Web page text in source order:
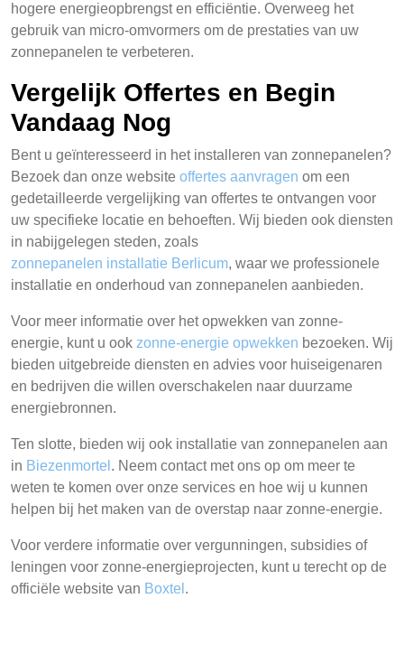
hogere energieopbrengst en efficiëntie. Overweeg het
gebruik van micro-omvormers om de prestaties van uw
zonnepanelen te verbeteren.
Vergelijk Offertes en Begin
Vandaag Nog
Bent u geïnteresseerd in het installeren van zonnepanelen?
Bezoek dan onze website offertes aanvragen om een
gedetailleerde vergelijking van offertes te ontvangen voor
uw specifieke locatie en behoeften. Wij bieden ook diensten
in nabijgelegen steden, zoals
zonnepanelen installatie Berlicum, waar we professionele
installatie en onderhoud van zonnepanelen aanbieden.
Voor meer informatie over het opwekken van zonne-
energie, kunt u ook zonne-energie opwekken bezoeken. Wij
bieden uitgebreide diensten en advies voor huiseigenaren
en bedrijven die willen overschakelen naar duurzame
energiebronnen.
Ten slotte, bieden wij ook installatie van zonnepanelen aan
in Biezenmortel . Neem contact met ons op om meer te
weten te komen over onze services en hoe wij u kunnen
helpen bij het maken van de overstap naar zonne-energie.
Voor verdere informatie over vergunningen, subsidies of
leningen voor zonne-energieprojecten, kunt u terecht op de
officiële website van Boxtel .